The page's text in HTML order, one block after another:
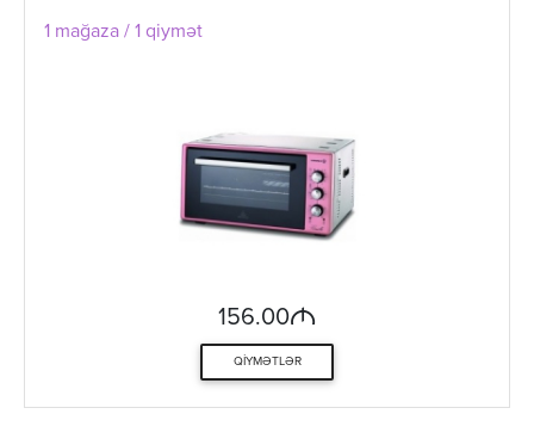
1 mağaza / 1 qiymət
156.00M
QIYMƏTLƏR